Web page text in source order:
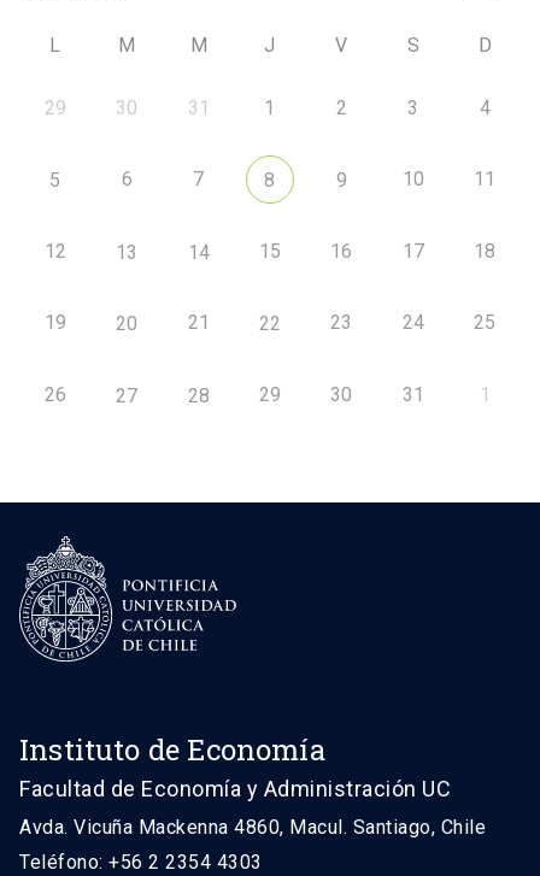
L M M J V S D
29 30 31 1 2 3 4
5 6 7 8 9 10 11
12 13 14 15 16 17 18
19 20 21 22 23 24 25
26 27 28 29 30 31 1
Instituto de Economía
Facultad de Economía y Administración UC
Avda. Vicuña Mackenna 4860, Macul. Santiago, Chile
Teléfono: +56 2 2354 4303